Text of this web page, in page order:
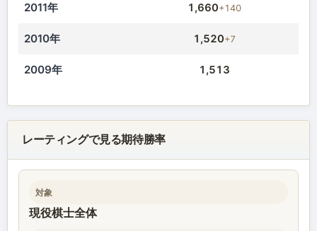
2011年 1,660+140
2010年 1,520+7
2009年 1,513
レーティングで見る期待勝率
対象
現役棋士全体